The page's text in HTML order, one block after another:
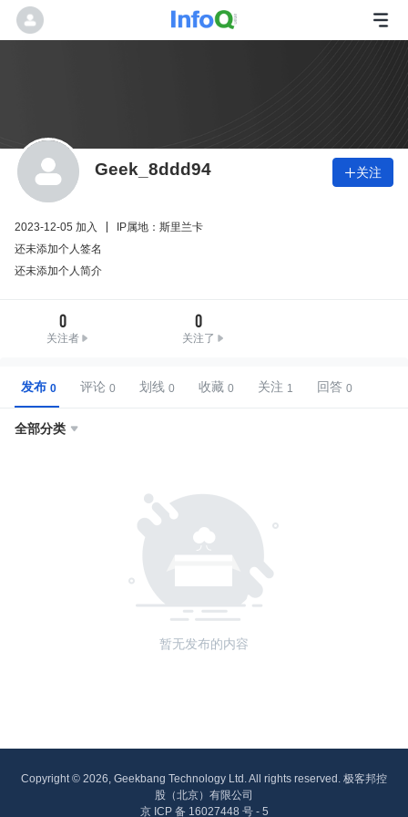
Geek_8ddd94 关注
2023-12-05 加入
IP属地：斯里兰卡
还未添加个人签名
还未添加个人简介
0
关注者
0
关注了
发布 评论 划线 收藏 关注 回答
全部分类 
暂无发布的内容
Copyright © 2026, Geekbang Technology Ltd. All rights reserved. 极客邦控
股（北京）有限公司
京 ICP 备 16027448 号 - 5